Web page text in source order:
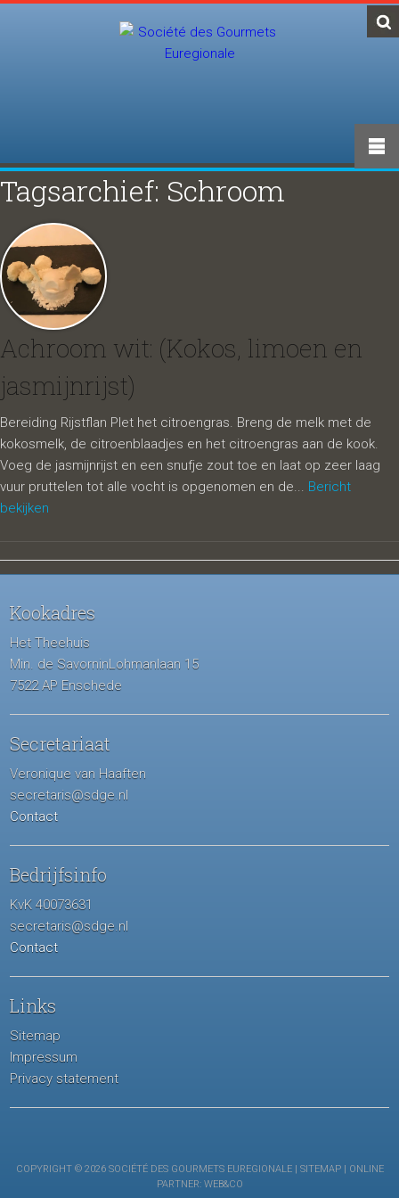
Tagsarchief: Schroom
Achroom wit: (Kokos, limoen en
jasmijnrijst)
Bereiding Rijstflan Plet het citroengras. Breng de melk met de
kokosmelk, de citroenblaadjes en het citroengras aan de kook.
Voeg de jasmijnrijst en een snufje zout toe en laat op zeer laag
vuur pruttelen tot alle vocht is opgenomen en de... Bericht
bekijken
Kookadres
Het Theehuis
Min. de SavorninLohmanlaan 15
7522 AP Enschede
Secretariaat
Veronique van Haaften
secretaris@sdge.nl
Contact
Bedrijfsinfo
KvK 40073631
secretaris@sdge.nl
Contact
Links
Sitemap
Impressum
Privacy statement
COPYRIGHT © 2026 SOCIÉTÉ DES GOURMETS EUREGIONALE | SITEMAP| ONLINE
PARTNER: WEB&CO